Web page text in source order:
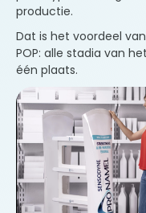
productie.
Dat is het voordeel van
POP: alle stadia van
één plaats.